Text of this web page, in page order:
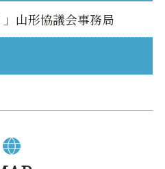
」山形協議会事務局